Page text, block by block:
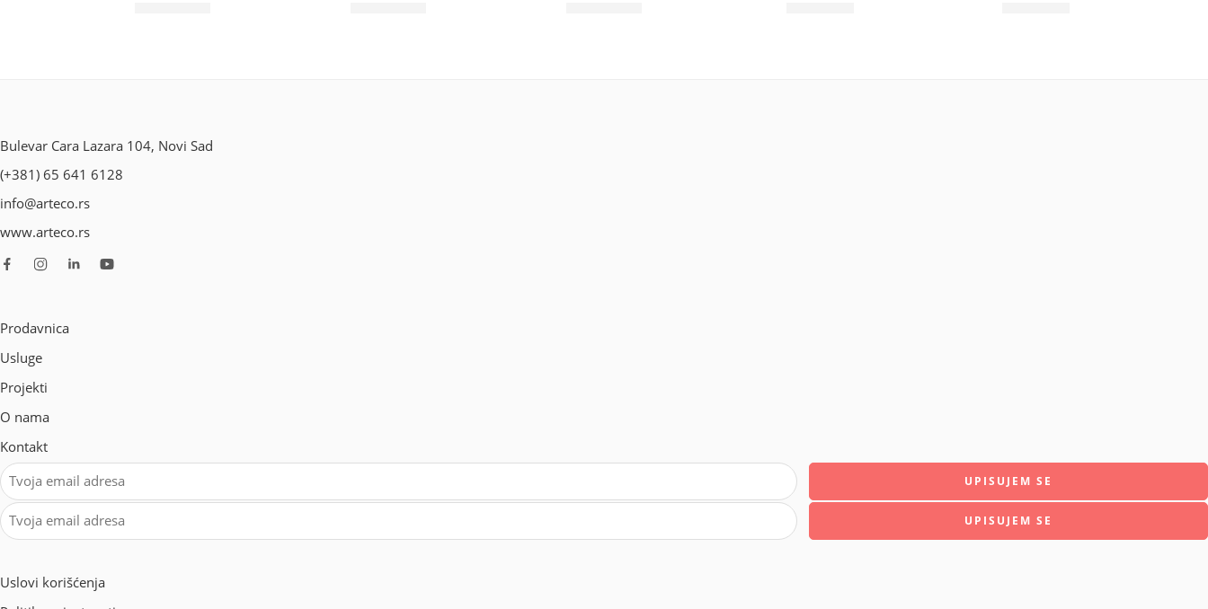
Bulevar Cara Lazara 104, Novi Sad
(+381) 65 641 6128
info@arteco.rs
www.arteco.rs
Prodavnica
Usluge
Projekti
O nama
Kontakt
Uslovi korišćenja